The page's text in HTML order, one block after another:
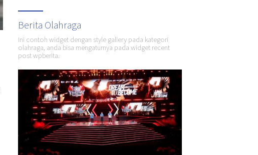
Berita Olahraga
Ini contoh widget dengan style gallery pada kategori
olahraga, anda bisa mengaturnya pada widget recent
post wpberita.